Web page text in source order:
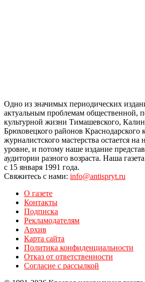
Одно из значимых периодических
актуальным проблемам общественной,
культурной жизни Тимашевского,
Брюховецкого районов Краснодарского
журналистского мастерства остается
уровне, и потому наше издание
аудитории разного возраста. Наша
с 15 января 1991 года.
Свяжитесь с нами: info@antispryt.ru
О газете
Контакты
Подписка
Рекламодателям
Архив
Карта сайта
Политика конфиденциальности
Отказ от ответственности
Согласие с рассылкой